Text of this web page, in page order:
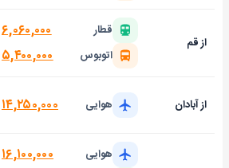
از قم
قطار ۶,۰۶۰,۰۰۰
اتوبوس ۵,۴۰۰,۰۰۰
از آبادان هوایی ۱۴,۲۵۰,۰۰۰
هوایی ۱۶,۱۰۰,۰۰۰